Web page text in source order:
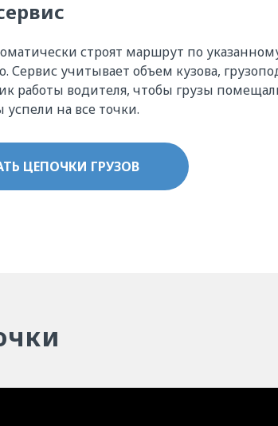
строят маршрут по
Сервис учитывает объем кузова,
работы водителя, чтобы грузы
на все точки.
ЦЕПОЧКИ ГРУЗОВ